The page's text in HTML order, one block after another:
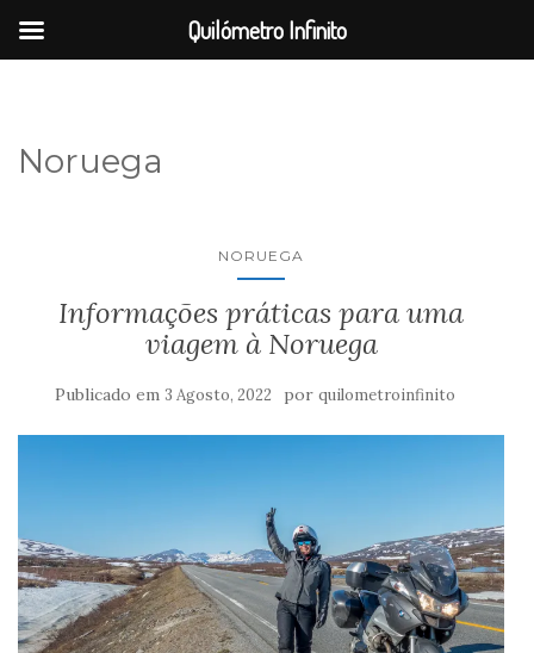
Noruega
NORUEGA
Informações práticas para uma
viagem à Noruega
Publicado em 3 Agosto, 2022 por quilometroinfinito
Quilómetro Infinito